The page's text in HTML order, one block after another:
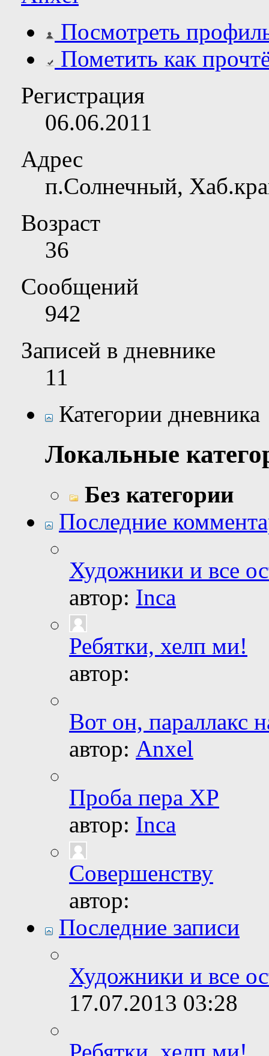
Посмотреть
Пометить как
Регистрация
06.06.2011
Адрес
п.Солнечный,
Возраст
36
Сообщений
942
Записей в дневнике
11
Категории дневника
Локальные
Без категории
Последние
Художники и все
автор: Inca
Ребятки, хелп ми!
автор:
Вот он, параллакс
автор: Anxel
Проба пера ХР
автор: Inca
Совершенству
автор:
Последние записи
Художники и все
17.07.2013 03:28